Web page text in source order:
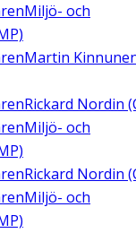
Miljö- och
Martin
Rickard Nordin
Miljö- och
Rickard Nordin
Miljö- och